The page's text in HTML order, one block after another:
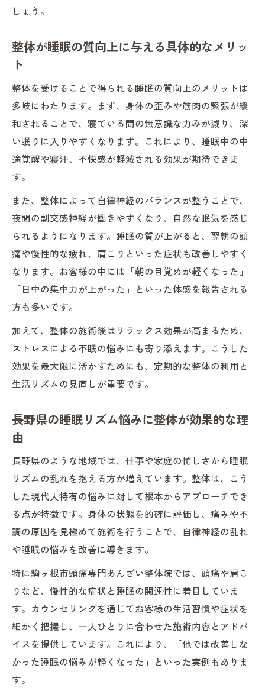
整体がサポートする定時睡眠の大切さとは
整体で自律神経を整える朝の快適ルーティ
ン
整体の自律神経調整が睡眠リズムを整える
理由
整体施術後に感じる朝のスッキリ感の秘密
ュ
整体による不調緩和と理想の朝習慣の作り
方
快眠を目指す方へ整体の根本アプローチ
整体で快眠を叶える根本的な方法と考え方
整体による骨盤矯正がもたらす睡眠リズム
改善
整体と生活サイクル見直しで目指す理想の
眠り
整体で長引く不眠や寝つきの悪さに安心感
を
コツ
整体を夜に受けることで熟睡をサポートす
る理由
朝整体で交感神経を活性化し目覚めを良く
する
整体が導く夜ぐっすり眠れる生活への工夫
整体を取り入れて毎朝のだるさを卒業しよ
う
しょう。
整体が睡眠の質向上に与える具体的なメリッ
ト
整体を受けることで得られる睡眠の質向上のメリットは
多岐にわたります。まず、身体の歪みや筋肉の緊張が緩
和されることで、寝ている間の無意識な力みが減り、深
い眠りに入りやすくなります。これにより、睡眠中の中
途覚醒や寝汗、不快感が軽減される効果が期待できま
す。
また、整体によって自律神経のバランスが整うことで、
夜間の副交感神経が働きやすくなり、自然な眠気を感じ
られるようになります。睡眠の質が上がると、翌朝の頭
痛や慢性的な疲れ、肩こりといった症状も改善しやすく
なります。お客様の中には「朝の目覚めが軽くなった」
「日中の集中力が上がった」といった体感を報告される
方も多いです。
加えて、整体の施術後はリラックス効果が高まるため、
ストレスによる不眠の悩みにも寄り添えます。こうした
効果を最大限に活かすためにも、定期的な整体の利用と
生活リズムの見直しが重要です。
長野県の睡眠リズム悩みに整体が効果的な理
由
長野県のような地域では、仕事や家庭の忙しさから睡眠
リズムの乱れを抱える方が増えています。整体は、こう
した現代人特有の悩みに対して根本からアプローチでき
る点が特徴です。身体の状態を的確に評価し、痛みや不
調の原因を見極めて施術を行うことで、自律神経の乱れ
や睡眠の悩みを改善に導きます。
特に駒ヶ根市頭痛専門あんざい整体院では、頭痛や肩こ
りなど、慢性的な症状と睡眠の関連性に着目していま
す。カウンセリングを通じてお客様の生活習慣や症状を
細かく把握し、一人ひとりに合わせた施術内容とアドバ
イスを提供しています。これにより、「他では改善しな
かった睡眠の悩みが軽くなった」といった実例もありま
す。